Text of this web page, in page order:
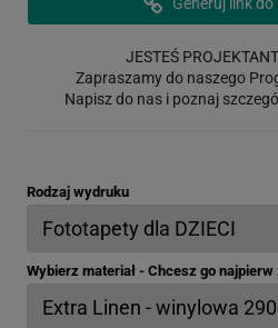
JESTEŚ
Zapraszamy do naszego
Napisz do nas i poznaj
Rodzaj wydruku
Wybierz materiał - Chcesz go